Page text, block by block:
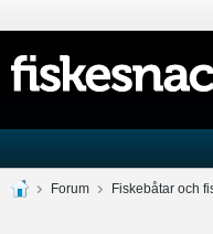
Forum Fiskebåtar och